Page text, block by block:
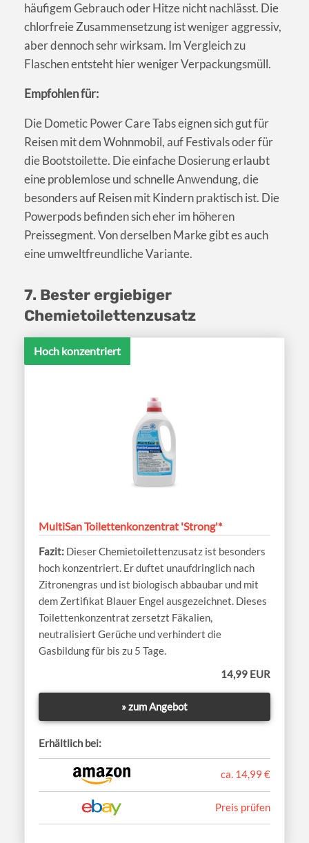
häufigem Gebrauch oder Hitze nicht nachlässt. Die
chlorfreie Zusammensetzung ist weniger aggressiv,
aber dennoch sehr wirksam. Im Vergleich zu
Flaschen entsteht hier weniger Verpackungsmüll.
Empfohlen für:
Die Dometic Power Care Tabs eignen sich gut für
Reisen mit dem Wohnmobil, auf Festivals oder für
die Bootstoilette. Die einfache Dosierung erlaubt
eine problemlose und schnelle Anwendung, die
besonders auf Reisen mit Kindern praktisch ist. Die
Powerpods befinden sich eher im höheren
Preissegment. Von derselben Marke gibt es auch
eine umweltfreundliche Variante.
7. Bester ergiebiger
Chemietoilettenzusatz
Hoch konzentriert
MultiSan Toilettenkonzentrat 'Strong'*
Dieser Chemietoilettenzusatz ist besonders
hoch konzentriert. Er duftet unaufdringlich nach
Zitronengras und ist biologisch abbaubar und mit
dem Zertifikat Blauer Engel ausgezeichnet. Dieses
Toilettenkonzentrat zersetzt Fäkalien,
neutralisiert Gerüche und verhindert die
Gasbildung für bis zu 5 Tage.
14,99 EUR
» zum Angebot
Erhältlich bei:
ca. 14,99 €
Preis prüfen